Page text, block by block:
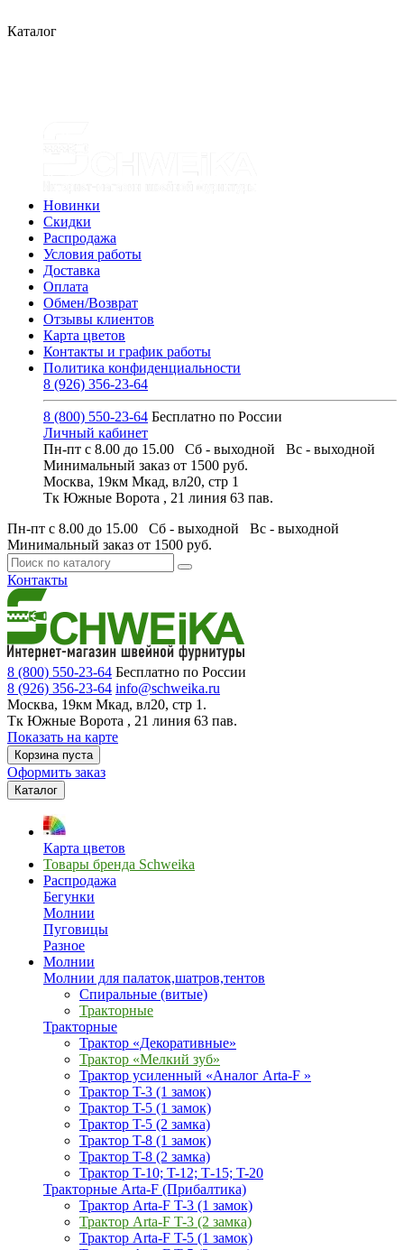
Каталог
Новинки
Скидки
Распродажа
Условия работы
Доставка
Оплата
Обмен/Возврат
Отзывы клиентов
Карта цветов
Контакты и график работы
Политика конфиденциальности
8 (926) 356-23-64
8 (800) 550-23-64 Бесплатно по России
Личный кабинет
Пн-пт с 8.00 до 15.00 Сб - выходной Вс - выходной
Минимальный заказ от 1500 руб.
Москва, 19км Мкад, вл20, стр 1
Тк Южные Ворота , 21 линия 63 пав.
Пн-пт с 8.00 до 15.00 Сб - выходной Вс - выходной
Минимальный заказ от 1500 руб.
Контакты
8 (800) 550-23-64 Бесплатно по России
8 (926) 356-23-64 info@schweika.ru
Москва, 19км Мкад, вл20, стр 1.
Тк Южные Ворота , 21 линия 63 пав.
Показать на карте
Корзина пуста
Оформить заказ
Каталог
Карта цветов
Товары бренда Schweika
Распродажа
Бегунки
Молнии
Пуговицы
Разное
Молнии
Молнии для палаток,шатров,тентов
Спиральные (витые)
Тракторные
Тракторные
Трактор «Декоративные»
Трактор «Мелкий зуб»
Трактор усиленный «Аналог Arta-F »
Трактор T-3 (1 замок)
Трактор T-5 (1 замок)
Трактор T-5 (2 замка)
Трактор T-8 (1 замок)
Трактор T-8 (2 замка)
Трактор T-10; T-12; Т-15; T-20
Тракторные Arta-F (Прибалтика)
Трактор Arta-F T-3 (1 замок)
Трактор Arta-F T-3 (2 замка)
Трактор Arta-F T-5 (1 замок)